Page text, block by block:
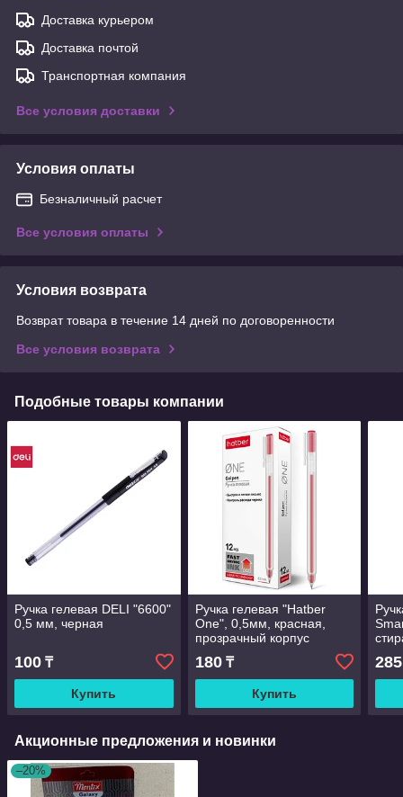
Доставка курьером
Доставка почтой
Транспортная компания
Все условия доставки
Условия оплаты
Безналичный расчет
Все условия оплаты
Условия возврата
Возврат товара в течение 14 дней по договоренности
Все условия возврата
Подобные товары компании
Ручка гелевая DELI "6600"
0,5 мм, черная
100 ₸
Купить
Ручка гелевая "Hatber
One", 0,5мм, красная,
прозрачный корпус
180₸
Купить
285
Акционные предложения и новинки
–20%